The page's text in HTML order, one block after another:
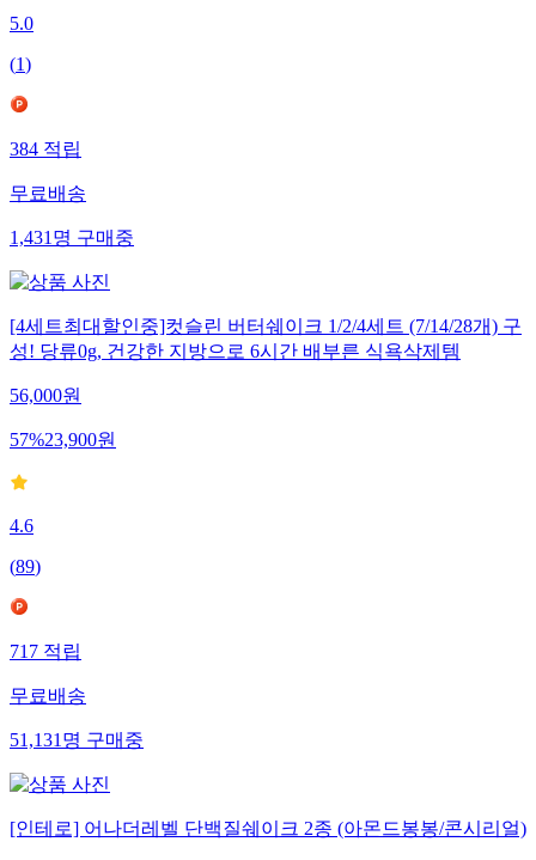
5.0
(1)
384 적립
무료배송
1,431 명 구매중
[4세트최대할인중]컷슬린 버터쉐이크 1/2/4세트 (7/14/28개) 구
성! 당류0g, 건강한 지방으로 6시간 배부른 식욕삭제템
56,000원
57%23,900원
4.6
(89)
717 적립
무료배송
51,131 명 구매중
[인테로] 어나더레벨 단백질쉐이크 2종 (아몬드봉봉/콘시리얼)